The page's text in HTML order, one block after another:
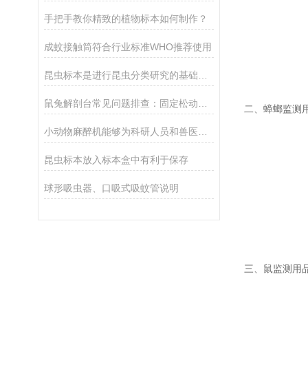
手把手教你精致的植物标本如何制作？
成蚊接触筒符合行业标准WHO推荐使用
昆虫标本放入标本盒中有利于保存
球形吸虫器、口吸式吸蚊管说明
二、 蟑螂监测
三、 鼠监测用